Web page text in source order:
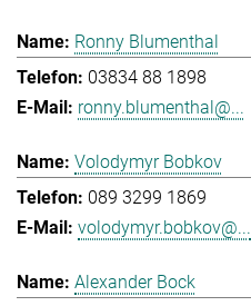
Ronny Blumenthal
03834 88 1898
ronny.blumenthal@...
Volodymyr Bobkov
089 3299 1869
volodymyr.bobkov@...
Alexander Bock